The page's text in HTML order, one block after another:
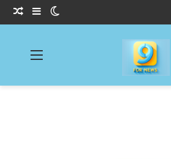
Willekeurig Artikel
Sidebar